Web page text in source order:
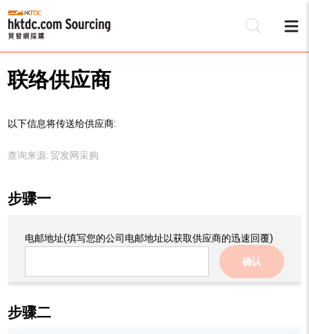
联络供应商
以下信息将传送给供应商:
查询来源: 贸发网采购
步骤一
电邮地址(填写您的公司电邮地址以获取供应商的迅速回覆)
确认
步骤二